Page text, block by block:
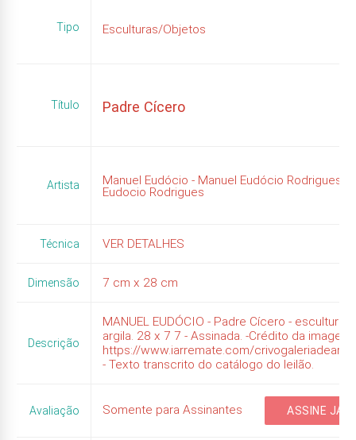
Tipo Esculturas/Objetos
Título Padre Cícero
Artista
Manuel Eudócio - Manuel Eudócio Rodrigues -
Eudocio Rodrigues
Técnica VER DETALHES
Dimensão 7 cm x 28 cm
Descrição
MANUEL EUDÓCIO - Padre Cícero - escultura
argila. 28 x 7 7 - Assinada. -Crédito da imagem:
https://www.iarremate.com/
- Texto transcrito do catálogo do leilão.
Avaliação Somente para Assinantes ASSINE JÁ